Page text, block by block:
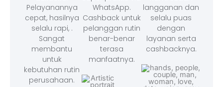
Pelayanannya
cepat, hasilnya
selalu rapi, .
Sangat
membantu
untuk
kebutuhan rutin
perusahaan.
WhatsApp.
Cashback untuk
pelanggan rutin
benar-benar
terasa
manfaatnya.
langganan dan
selalu puas
dengan
layanan serta
cashbacknya.